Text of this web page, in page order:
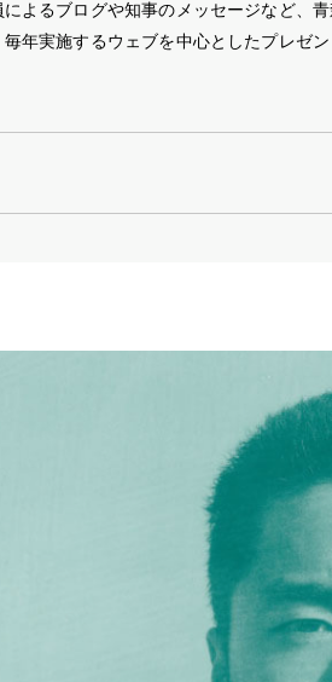
よるブログや知事のメッセージなど、
毎年実施するウェブを中心としたプレゼ